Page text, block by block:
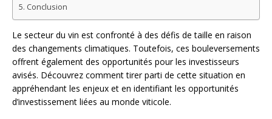
Conclusion
Le secteur du vin est confronté à des défis de taille en raison
des changements climatiques. Toutefois, ces bouleversements
offrent également des opportunités pour les investisseurs
avisés. Découvrez comment tirer parti de cette situation en
appréhendant les enjeux et en identifiant les opportunités
d’investissement liées au monde viticole.